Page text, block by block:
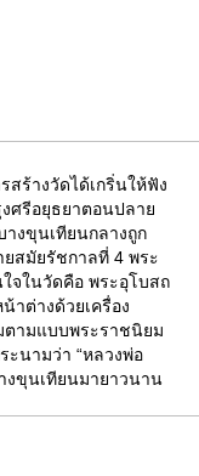
ร้างวัดได้เกริ่นให้ฟัง
งศรีอยุธยาตอนปลา
งขุนเทียนกลางถูก
สมัยรัชกาลที่ 4 พระ
จในวัดคือ พระอุโบสถ
าต่างด้วยเครื่อง
ตามแบบพระราชนิยม
นามว่า “หลวงพ่อ
งขุนเทียนมายาวนาน